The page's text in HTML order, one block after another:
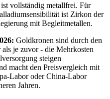
vollständig metallfrei. Für
ist Zirkon der
mit Begleitmetallen.
Goldkronen sind durch den
als je zuvor - die Mehrkosten
steigen
macht den Preisvergleich mit
Labor oder China-Labor
Jahren.